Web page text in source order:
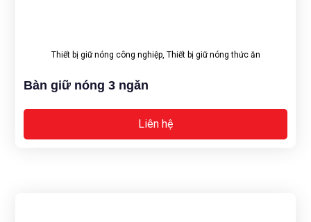
Thiết bị giữ nóng công nghiệp, Thiết bị giữ nóng thức ăn
Bàn giữ nóng 3 ngăn
Liên hệ